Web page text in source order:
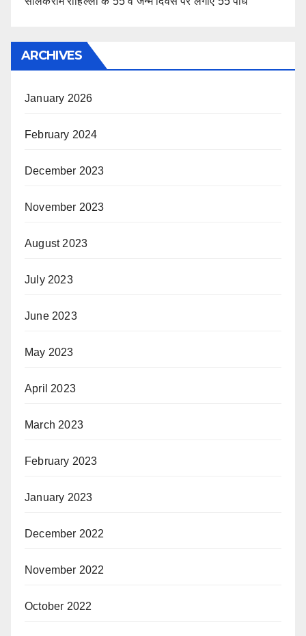
ARCHIVES
January 2026
February 2024
December 2023
November 2023
August 2023
July 2023
June 2023
May 2023
April 2023
March 2023
February 2023
January 2023
December 2022
November 2022
October 2022